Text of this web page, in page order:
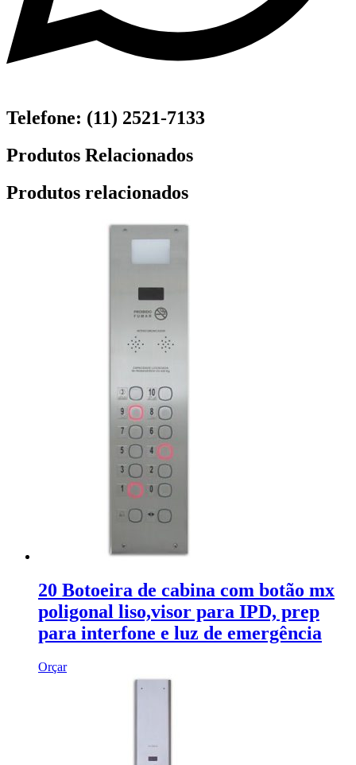
Telefone: (11) 2521-7133
Produtos Relacionados
Produtos relacionados
20 Botoeira de cabina com botão mx
poligonal liso,visor para IPD, prep
para interfone e luz de emergência
Orçar